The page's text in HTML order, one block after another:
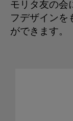
モリタ友の会
フデザインを
ができます。